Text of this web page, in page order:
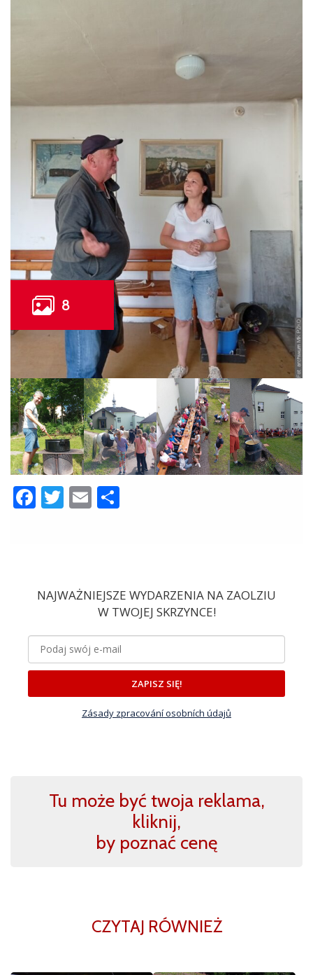
Facebook
Twitter
Email
NAJWAŻNIEJSZE WYDARZENIA NA ZAOLZIU
W TWOJEJ SKRZYNCE!
ZAPISZ SIĘ!
Zásady zpracování osobních údajů
Tu może być twoja reklama,
kliknij,
by poznać cenę
CZYTAJ RÓWNIEŻ